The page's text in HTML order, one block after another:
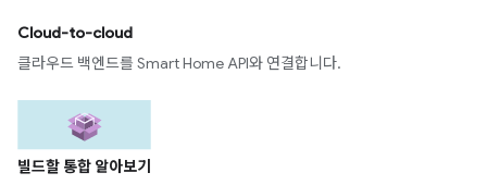
Cloud-to-cloud
클라우드 백엔드를 Smart Home API와 연결합니다.
빌드할 통합 알아보기